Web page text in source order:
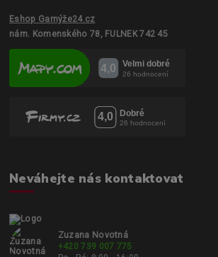
Eshop Garnýže24.cz
nám. Komenského 78, FULNEK 742 45
Neváhejte nás kontaktovat
Zuzana Novotná
+420 739 007 775